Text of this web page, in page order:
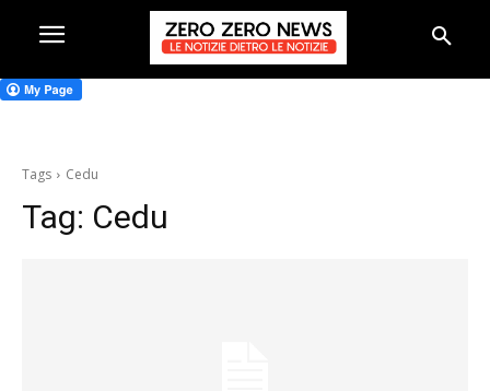
Tags Cedu
Tag: Cedu